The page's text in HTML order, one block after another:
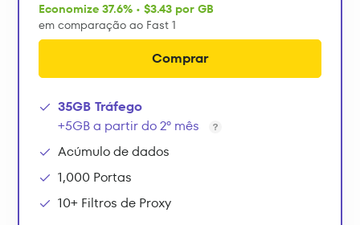
Economize 37.6% • $3.43 por GB
em comparação ao Fast 1
Comprar
35GB Tráfego
+5GB a partir do 2º mês
Acúmulo de dados
1,000 Portas
10+ Filtros de Proxy